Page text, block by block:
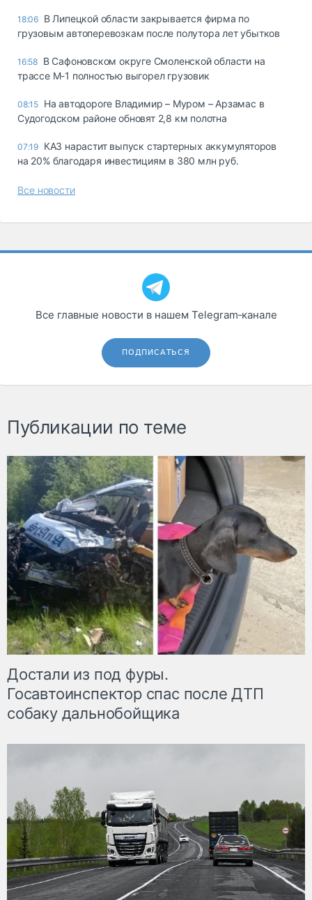
18:06 В Липецкой области закрывается фирма по
грузовым автоперевозкам после полутора лет убытков
16:58 В Сафоновском округе Смоленской области на
трассе М-1 полностью выгорел грузовик
08:15 На автодороге Владимир – Муром – Арзамас в
Судогодском районе обновят 2,8 км полотна
07:19 КАЗ нарастит выпуск стартерных аккумуляторов
на 20% благодаря инвестициям в 380 млн руб.
Все новости
Все главные новости в нашем Telegram‑канале
ПОДПИСАТЬСЯ
Публикации по теме
Достали из под фуры.
Госавтоинспектор спас после ДТП
собаку дальнобойщика